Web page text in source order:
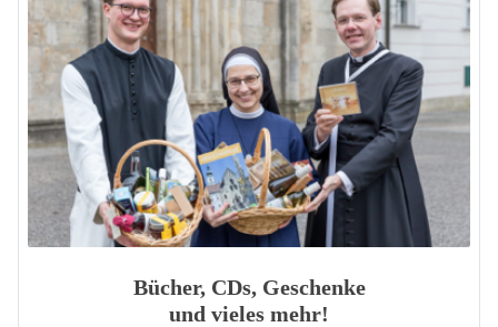
Bücher, CDs, Geschenke
und vieles mehr!